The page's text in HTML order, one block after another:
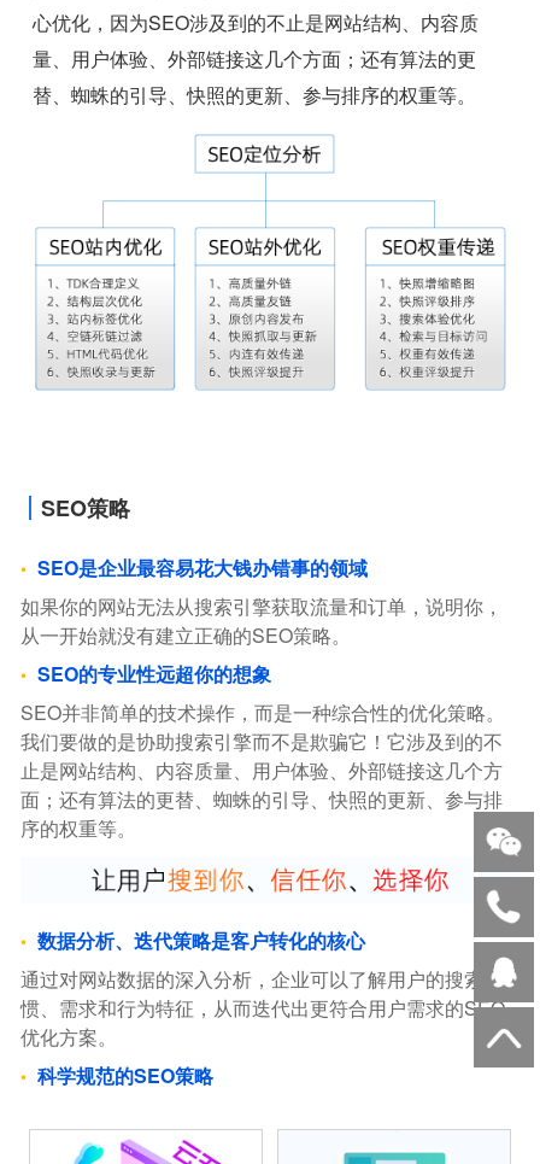
心优化，因为SEO涉及到的不止是网站结构、内容质
量、用户体验、外部链接这几个方面；还有算法的更
替、蜘蛛的引导、快照的更新、参与排序的权重等。
SEO策略
SEO是企业最容易花大钱办错事的领域
如果你的网站无法从搜索引擎获取流量和订单，说明你，
从一开始就没有建立正确的SEO策略。
SEO的专业性远超你的想象
SEO并非简单的技术操作，而是一种综合性的优化策略。
我们要做的是协助搜索引擎而不是欺骗它！它涉及到的不
止是网站结构、内容质量、用户体验、外部链接这几个方
面；还有算法的更替、蜘蛛的引导、快照的更新、参与排
序的权重等。
数据分析、迭代策略是客户转化的核心
通过对网站数据的深入分析，企业可以了解用户的搜索习
惯、需求和行为特征，从而迭代出更符合用户需求的SEO
优化方案。
科学规范的SEO策略